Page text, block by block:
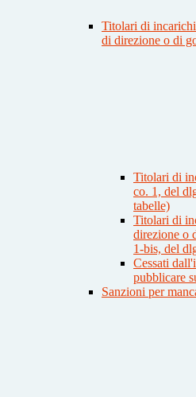
Titolari di
di direzione o di
Titolari di
co. 1, del
tabelle)
Titolari di
direzione o
1-bis, del
Cessati
pubblicare
Sanzioni per